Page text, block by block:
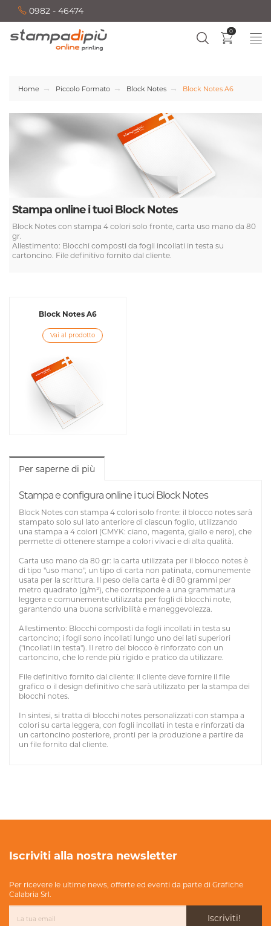
0982 - 46474
0
Home Piccolo Formato Block Notes Block Notes A6
Stampa online i tuoi Block Notes
Block Notes con stampa 4 colori solo fronte, carta uso mano da 80
gr.
Allestimento: Blocchi composti da fogli incollati in testa su
cartoncino. File definitivo fornito dal cliente.
Block Notes A6
Vai al prodotto
Per saperne di più
Stampa e configura online i tuoi Block Notes
Block Notes con stampa 4 colori solo fronte: il blocco notes sarà
stampato solo sul lato anteriore di ciascun foglio, utilizzando
una stampa a 4 colori (CMYK: ciano, magenta, giallo e nero), che
permette di ottenere stampe a colori vivaci e di alta qualità.
Carta uso mano da 80 gr: la carta utilizzata per il blocco notes è
di tipo "uso mano", un tipo di carta non patinata, comunemente
usata per la scrittura. Il peso della carta è di 80 grammi per
metro quadrato (g/m²), che corrisponde a una grammatura
leggera e comunemente utilizzata per fogli di blocchi note,
garantendo una buona scrivibilità e maneggevolezza.
Allestimento: Blocchi composti da fogli incollati in testa su
cartoncino; i fogli sono incollati lungo uno dei lati superiori
("incollati in testa"). Il retro del blocco è rinforzato con un
cartoncino, che lo rende più rigido e pratico da utilizzare.
File definitivo fornito dal cliente: il cliente deve fornire il file
grafico o il design definitivo che sarà utilizzato per la stampa dei
blocchi notes.
In sintesi, si tratta di blocchi notes personalizzati con stampa a
colori su carta leggera, con fogli incollati in testa e rinforzati da
un cartoncino posteriore, pronti per la produzione a partire da
un file fornito dal cliente.
Iscriviti alla nostra newsletter
Per ricevere le ultime news, offerte ed eventi da parte di Grafiche
Calabria Srl.
Iscriviti!